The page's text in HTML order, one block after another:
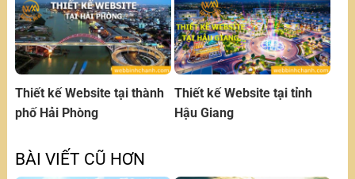
Thiết kế Website tại thành
phố Hải Phòng
Thiết kế Website tại tỉnh
Hậu Giang
BÀI VIẾT CŨ HƠN